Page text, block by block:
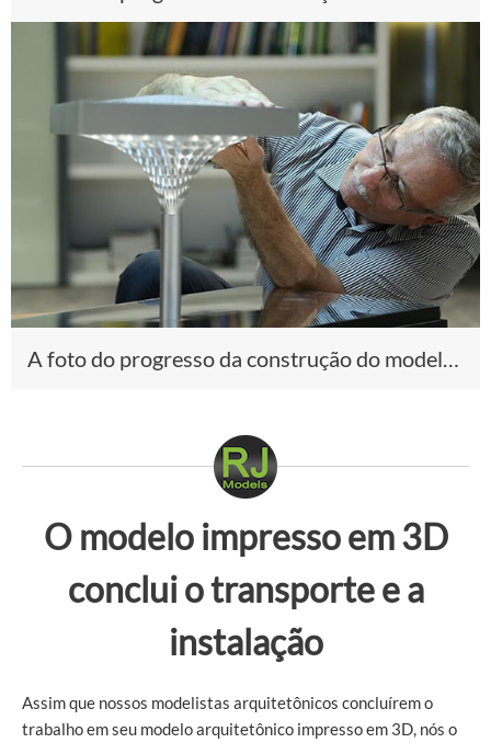
O modelo impresso em 3D
conclui o transporte e a
instalação
Assim que nossos modelistas arquitetônicos concluírem o
trabalho em seu modelo arquitetônico impresso em 3D, nós o